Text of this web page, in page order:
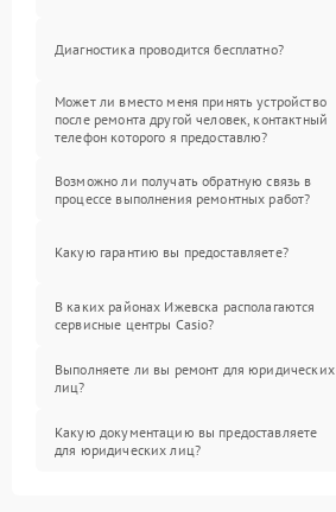
Диагностика проводится бесплатно?
Может ли вместо меня принять устройство
после ремонта другой человек, контактный
телефон которого я предоставлю?
Возможно ли получать обратную связь в
процессе выполнения ремонтных работ?
Какую гарантию вы предоставляете?
В каких районах Ижевска располагаются
сервисные центры Casio?
Выполняете ли вы ремонт для юридических
лиц?
Какую документацию вы предоставляете
для юридических лиц?